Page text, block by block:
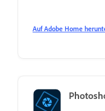
Auf Adobe Home